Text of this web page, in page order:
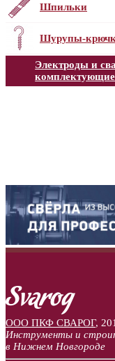
Шпильки
Шурупы-
Электроды и
комплектующие
ООО ПКФ СВАРОГ,
Инструменты и
в Нижнем Новгороде